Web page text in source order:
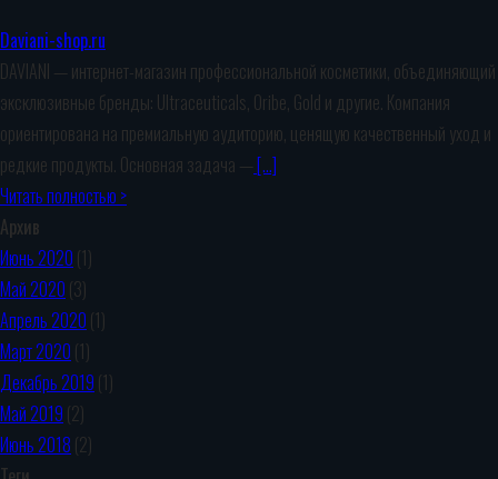
Daviani-shop.ru
DAVIANI — интернет-магазин профессиональной косметики, объединяющий
эксклюзивные бренды: Ultraceuticals, Oribe, Gold и другие. Компания
ориентирована на премиальную аудиторию, ценящую качественный уход и
редкие продукты. Основная задача —[…]
Читать полностью >
Архив
Июнь 2020 (1)
Май 2020 (3)
Апрель 2020 (1)
Март 2020 (1)
Декабрь 2019 (1)
Май 2019 (2)
Июнь 2018 (2)